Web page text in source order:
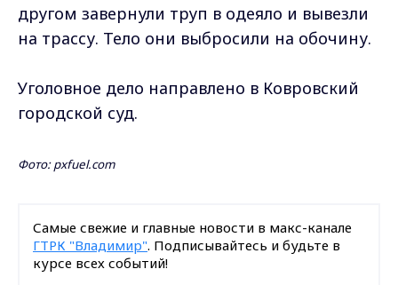
другом завернули труп в одеяло и вывезли
на трассу. Тело они выбросили на обочину.
Уголовное дело направлено в Ковровский
городской суд.
Фото: pxfuel.com
Самые свежие и главные новости в макс-канале
ГТРК "Владимир". Подписывайтесь и будьте в
курсе всех событий!